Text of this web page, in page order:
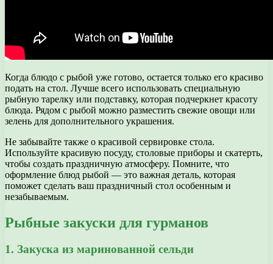
Когда блюдо с рыбой уже готово, остается только его красиво
подать на стол. Лучше всего использовать специальную
рыбную тарелку или подставку, которая подчеркнет красоту
блюда. Рядом с рыбой можно разместить свежие овощи или
зелень для дополнительного украшения.
Не забывайте также о красивой сервировке стола.
Используйте красивую посуду, столовые приборы и скатерть,
чтобы создать праздничную атмосферу. Помните, что
оформление блюд рыбой — это важная деталь, которая
поможет сделать ваш праздничный стол особенным и
незабываемым.
Рыбные закуски для гурманов
1. Закуска из маринованной сельди